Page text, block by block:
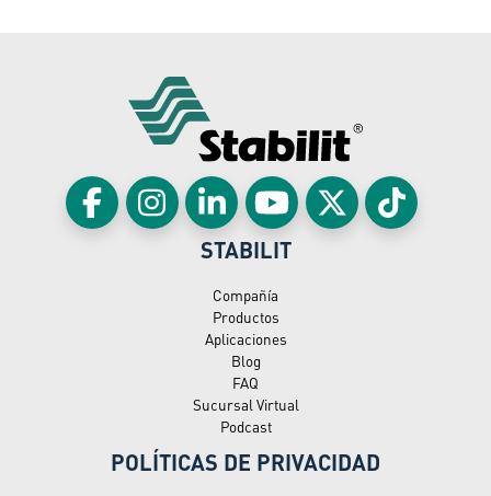
STABILIT
Compañía
Productos
Aplicaciones
Blog
FAQ
Sucursal Virtual
Podcast
POLÍTICAS DE PRIVACIDAD